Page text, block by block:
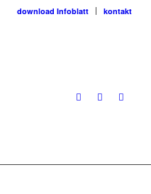
download Infoblatt kontakt